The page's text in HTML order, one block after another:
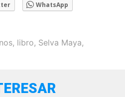
WhatsApp
, libro, Selva Maya,